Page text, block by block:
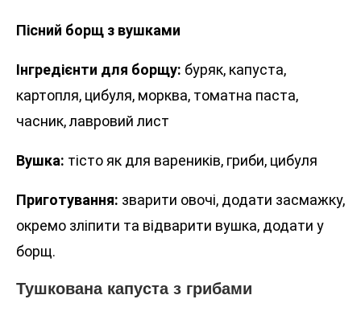
Пісний борщ з вушками
Інгредієнти для борщу: буряк, капуста,
картопля, цибуля, морква, томатна паста,
часник, лавровий лист
Вушка: тісто як для вареників, гриби, цибуля
Приготування: зварити овочі, додати засмажку,
окремо зліпити та відварити вушка, додати у
борщ.
Тушкована капуста з грибами